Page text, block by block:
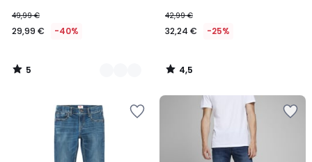
49,99 €
29,99 € -40%
5
/
42,99 €
32,24 € -25%
4,5
/